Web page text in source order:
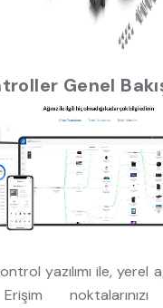
Genel
yazılımı ile, yerel
noktalarınızı